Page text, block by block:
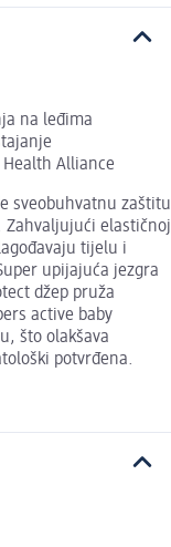
na leđima
Alliance
sveobuhvatnu zaštitu
Zahvaljujući elastičnoj
tijelu i
upijajuća jezgra
džep pruža
active baby
što olakšava
potvrđena.